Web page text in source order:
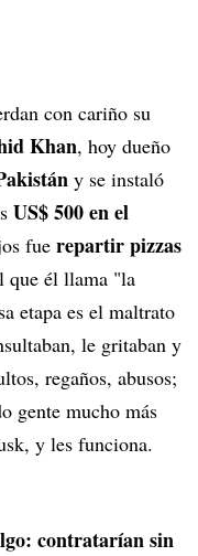
con cariño su
Khan, hoy dueño
y se instaló
US$ 500 en el
fue repartir pizzas
que él llama "la
etapa es el maltrato
le gritaban y
regaños, abusos;
gente mucho más
y les funciona.
contratarían sin